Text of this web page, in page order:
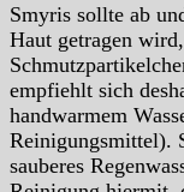
Smyris sollte ab
Haut getragen
empfiehlt sich
handwarmem
Reinigungsmittel).
sauberes